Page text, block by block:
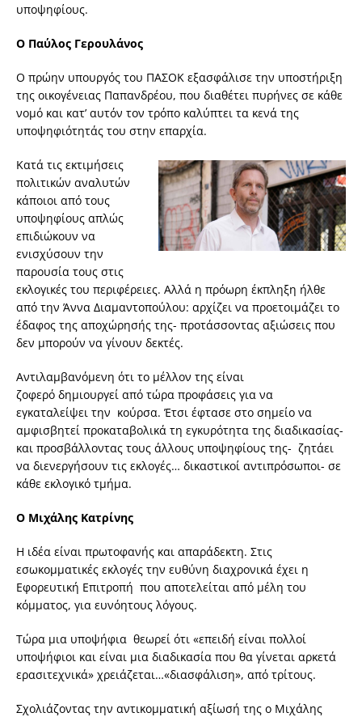
υποψηφίους.
Ο Παύλος Γερουλάνος
Ο πρώην υπουργός του ΠΑΣΟΚ εξασφάλισε την υποστήριξη
της οικογένειας Παπανδρέου, που διαθέτει πυρήνες σε κάθε
νομό και κατ’ αυτόν τον τρόπο καλύπτει τα κενά της
υποψηφιότητάς του στην επαρχία.
Κατά τις εκτιμήσεις
πολιτικών αναλυτών
κάποιοι από τους
υποψηφίους απλώς
επιδιώκουν να
ενισχύσουν την
παρουσία τους στις
εκλογικές του περιφέρειες. Αλλά η πρόωρη έκπληξη ήλθε
από την Άννα Διαμαντοπούλου: αρχίζει να προετοιμάζει το
έδαφος της αποχώρησής της- προτάσσοντας αξιώσεις που
δεν μπορούν να γίνουν δεκτές.
Αντιλαμβανόμενη ότι το μέλλον της είναι
ζοφερό δημιουργεί από τώρα προφάσεις για να
εγκαταλείψει την κούρσα. Έτσι έφτασε στο σημείο να
αμφισβητεί προκαταβολικά τη εγκυρότητα της διαδικασίας-
και προσβάλλοντας τους άλλους υποψηφίους της- ζητάει
να διενεργήσουν τις εκλογές… δικαστικοί αντιπρόσωποι- σε
κάθε εκλογικό τμήμα.
Ο Μιχάλης Κατρίνης
Η ιδέα είναι πρωτοφανής και απαράδεκτη. Στις
εσωκομματικές εκλογές την ευθύνη διαχρονικά έχει η
Εφορευτική Επιτροπή που αποτελείται από μέλη του
κόμματος, για ευνόητους λόγους.
Τώρα μια υποψήφια θεωρεί ότι «επειδή είναι πολλοί
υποψήφιοι και είναι μια διαδικασία που θα γίνεται αρκετά
ερασιτεχνικά» χρειάζεται…«διασφάλιση», από τρίτους.
Σχολιάζοντας την αντικομματική αξίωσή της ο Μιχάλης